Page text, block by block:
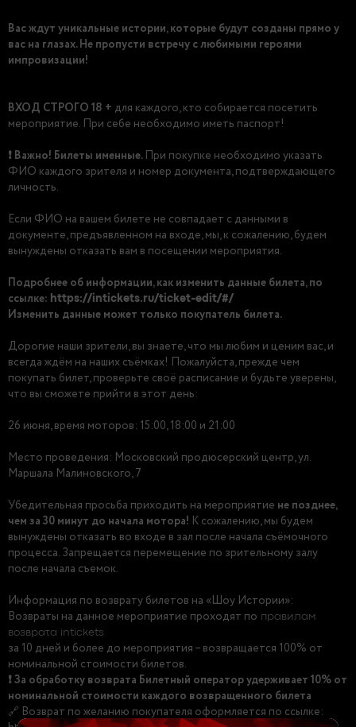
Вас ждут уникальные истории, которые будут созданы прямо у
вас на глазах. Не пропусти встречу с любимыми героями
импровизации!
ВХОД СТРОГО 18 + для каждого, кто собирается посетить
мероприятие. При себе необходимо иметь паспорт!
❗️ Важно! Билеты именные. При покупке необходимо указать
ФИО каждого зрителя и номер документа, подтверждающего
личность.
Если ФИО на вашем билете не совпадает с данными в
документе, предъявленном на входе, мы, к сожалению, будем
вынуждены отказать вам в посещении мероприятия.
Подробнее об информации, как изменить данные билета, по
ссылке: https://intickets.ru/ticket-edit/#/
Изменить данные может только покупатель билета.
Дорогие наши зрители, вы знаете, что мы любим и ценим вас, и
всегда ждём на наших съёмках! Пожалуйста, прежде чем
покупать билет, проверьте своё расписание и будьте уверены,
что вы сможете прийти в этот день:
26 июня, время моторов: 15:00, 18:00 и 21:00
Место проведения: Московский продюсерский центр, ул.
Маршала Малиновского, 7
Убедительная просьба приходить на мероприятие не позднее,
чем за 30 минут до начала мотора! К сожалению, мы будем
вынуждены отказать во входе в зал после начала съёмочного
процесса. Запрещается перемещение по зрительному залу
после начала съемок.
Информация по возврату билетов на «Шоу Истории»:
Возвраты на данное мероприятие проходят по правилам
возврата intickets
за 10 дней и более до мероприятия – возвращается 100% от
номинальной стоимости билетов.
❗️ За обработку возврата Билетный оператор удерживает 10% от
номинальной стоимости каждого возвращенного билета
🔗 Возврат по желанию покупателя оформляется по ссылке: